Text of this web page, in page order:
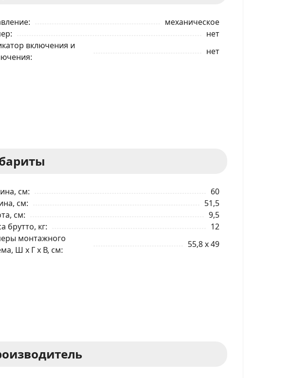
механическое
нет
включения и
нет
см
60
см
51,5
см
9,5
брутто, кг
12
монтажного
Ш x Г x В, см
55,8 x 49